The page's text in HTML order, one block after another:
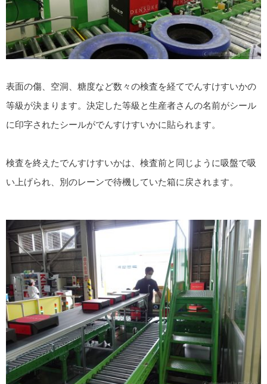
表面の傷、空洞、糖度など数々の検査を経てでんすけすいかの
等級が決まります。決定した等級と生産者さんの名前がシール
に印字されたシールがでんすけすいかに貼られます。
検査を終えたでんすけすいかは、検査前と同じように吸盤で吸
い上げられ、別のレーンで待機していた箱に戻されます。